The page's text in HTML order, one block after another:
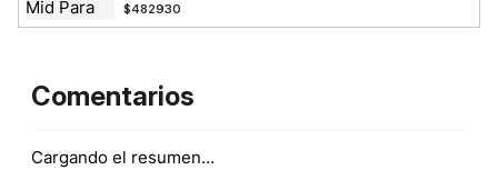
$482930
Comentarios
Cargando el resumen…